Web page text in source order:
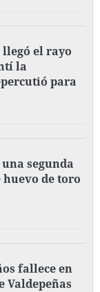
llegó el rayo
la
para
segunda
de toro
fallece en
Valdepeñas